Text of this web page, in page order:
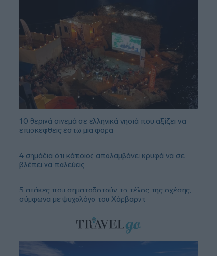
10 θερινά σινεμά σε ελληνικά νησιά που αξίζει να
επισκεφθείς έστω μία φορά
4 σημάδια ότι κάποιος απολαμβάνει κρυφά να σε
βλέπει να παλεύεις
5 ατάκες που σηματοδοτούν το τέλος της σχέσης,
σύμφωνα με ψυχολόγο του Χάρβαρντ